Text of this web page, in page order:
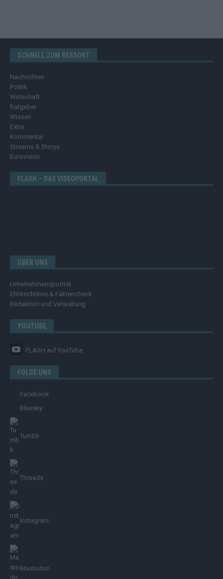
SCHNELL ZUM RESSORT
Nachrichten
Politik
Wirtschaft
Ratgeber
Wissen
Extra
Kommentar
Streams & Storys
Eurovision
FLASH – DAS VIDEOPORTAL
ÜBER UNS
Unternehmensporträt
Ehtikrichtlinie & Faktencheck
Redaktion und Verwaltung
YOUTUBE
FLASH auf YouTube
FOLGE UNS
Facebook
Bluesky
Tumblr
Threads
Instagram
Mastodon